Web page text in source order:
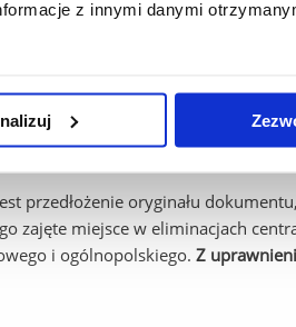
z innymi danymi
i ogólnopolskich zwalniających z
centralnego/konkursu
że wybiera kierunek, do
przedłożenie oryginału
zajęte miejsce w eliminacjach
i ogólnopolskiego. Z